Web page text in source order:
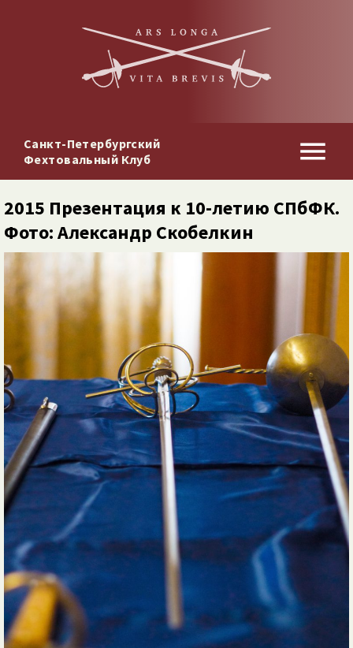
Санкт-Петербургский
Фехтовальный Клуб
2015 Презентация к 10-​летию СПбФК.
Фото: Александр Скобелкин